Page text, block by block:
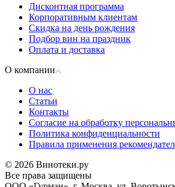
Дисконтная программа
Корпоративным клиентам
Скидка на день рождения
Подбор вин на праздник
Оплата и доставка
О компании
О нас
Статьи
Контакты
Согласие на обработку
Политика конфиденциальности
Правила применения
© 2026 Винотеки.ру
Все права защищены